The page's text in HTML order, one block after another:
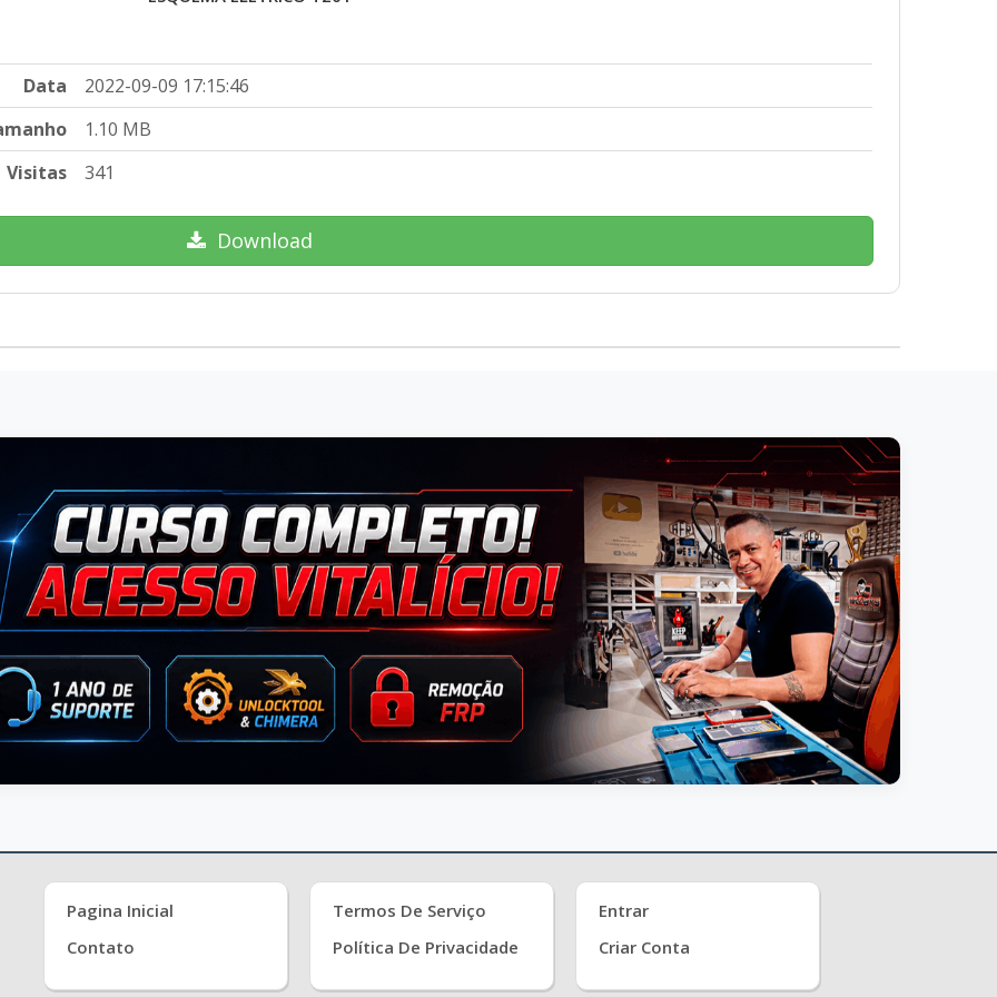
Data
2022-09-09 17:15:46
1.10 MB
Visitas
341
Download
Pagina Inicial
Contato
Termos De Serviço
Política De Privacidade
Entrar
Criar Conta